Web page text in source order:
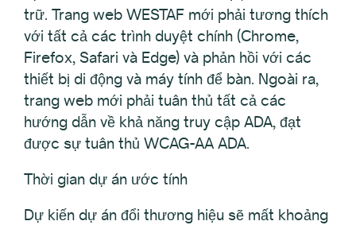
trữ. Trang web WESTAF mới phải tương thích
với tất cả các trình duyệt chính (Chrome,
Firefox, Safari và Edge) và phản hồi với các
thiết bị di động và máy tính để bàn. Ngoài ra,
trang web mới phải tuân thủ tất cả các
hướng dẫn về khả năng truy cập ADA, đạt
được sự tuân thủ WCAG-AA ADA.
Thời gian dự án ước tính
Dự kiến dự án đổi thương hiệu sẽ mất khoảng